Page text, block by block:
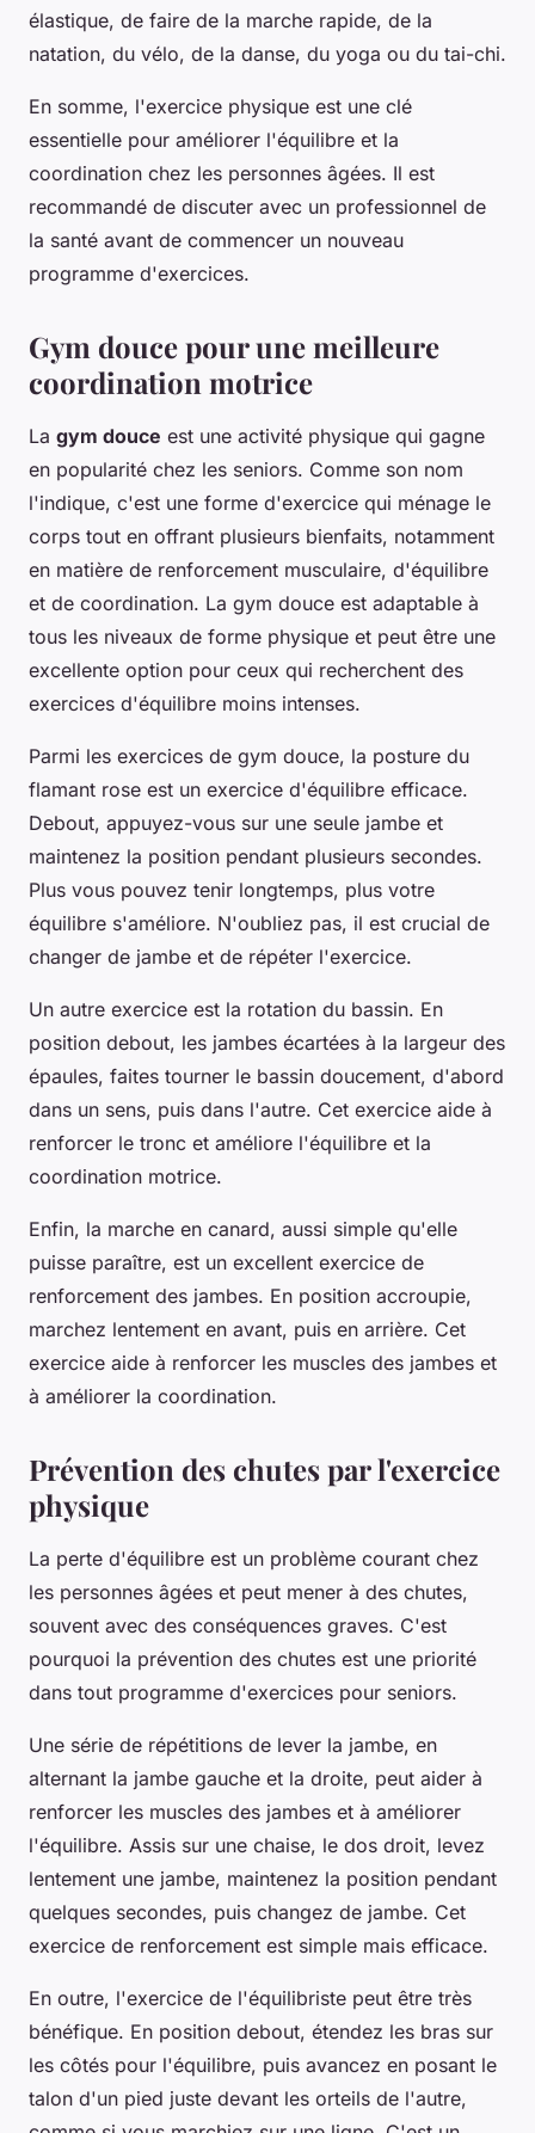
élastique, de faire de la marche rapide, de la
natation, du vélo, de la danse, du yoga ou du tai-chi.
En somme, l'exercice physique est une clé
essentielle pour améliorer l'équilibre et la
coordination chez les personnes âgées. Il est
recommandé de discuter avec un professionnel de
la santé avant de commencer un nouveau
programme d'exercices.
Gym douce pour une meilleure
coordination motrice
La gym douce est une activité physique qui gagne
en popularité chez les seniors. Comme son nom
l'indique, c'est une forme d'exercice qui ménage le
corps tout en offrant plusieurs bienfaits, notamment
en matière de renforcement musculaire, d'équilibre
et de coordination. La gym douce est adaptable à
tous les niveaux de forme physique et peut être une
excellente option pour ceux qui recherchent des
exercices d'équilibre moins intenses.
Parmi les exercices de gym douce, la posture du
flamant rose est un exercice d'équilibre efficace.
Debout, appuyez-vous sur une seule jambe et
maintenez la position pendant plusieurs secondes.
Plus vous pouvez tenir longtemps, plus votre
équilibre s'améliore. N'oubliez pas, il est crucial de
changer de jambe et de répéter l'exercice.
Un autre exercice est la rotation du bassin. En
position debout, les jambes écartées à la largeur des
épaules, faites tourner le bassin doucement, d'abord
dans un sens, puis dans l'autre. Cet exercice aide à
renforcer le tronc et améliore l'équilibre et la
coordination motrice.
Enfin, la marche en canard, aussi simple qu'elle
puisse paraître, est un excellent exercice de
renforcement des jambes. En position accroupie,
marchez lentement en avant, puis en arrière. Cet
exercice aide à renforcer les muscles des jambes et
à améliorer la coordination.
Prévention des chutes par l'exercice
physique
La perte d'équilibre est un problème courant chez
les personnes âgées et peut mener à des chutes,
souvent avec des conséquences graves. C'est
pourquoi la prévention des chutes est une priorité
dans tout programme d'exercices pour seniors.
Une série de répétitions de lever la jambe, en
alternant la jambe gauche et la droite, peut aider à
renforcer les muscles des jambes et à améliorer
l'équilibre. Assis sur une chaise, le dos droit, levez
lentement une jambe, maintenez la position pendant
quelques secondes, puis changez de jambe. Cet
exercice de renforcement est simple mais efficace.
En outre, l'exercice de l'équilibriste peut être très
bénéfique. En position debout, étendez les bras sur
les côtés pour l'équilibre, puis avancez en posant le
talon d'un pied juste devant les orteils de l'autre,